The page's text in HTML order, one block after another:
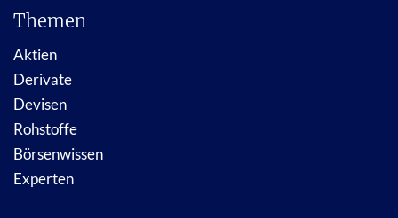
Themen
Aktien
Derivate
Devisen
Rohstoffe
Börsenwissen
Experten